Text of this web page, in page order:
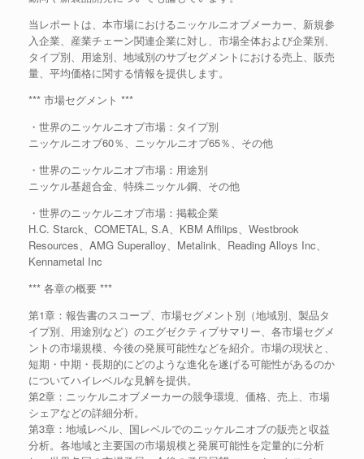
当レポートは、本市場におけるニッケルニオブメーカー、新規参
入企業、産業チェーン関連企業に対し、市場全体および企業別、
タイプ別、用途別、地域別のサブセグメントにおける売上、販売
量、平均価格に関する情報を提供します。
*** 市場セグメント ***
・世界のニッケルニオブ市場：タイプ別
ニッケルニオブ60％、ニッケルニオブ65％、その他
・世界のニッケルニオブ市場：用途別
ニッケル基超合金、特殊ニッケル鋼、その他
・世界のニッケルニオブ市場：掲載企業
H.C. Starck、COMETAL, S.A、KBM Affilips、Westbrook
Resources、AMG Superalloy、Metalink、Reading Alloys Inc、
Kennametal Inc
*** 各章の概要 ***
第1章：報告書のスコープ、市場セグメント別（地域別、製品タ
イプ別、用途別など）のエグゼクティブサマリー、各市場セグメ
ントの市場規模、今後の発展可能性などを紹介。市場の現状と、
短期・中期・長期的にどのような進化を遂げる可能性があるのか
についてハイレベルな見解を提供。
第2章：ニッケルニオブメーカーの競争環境、価格、売上、市場
シェアなどの詳細分析。
第3章：地域レベル、国レベルでのニッケルニオブの販売と収益
分析。各地域と主要国の市場規模と発展可能性を定量的に分析